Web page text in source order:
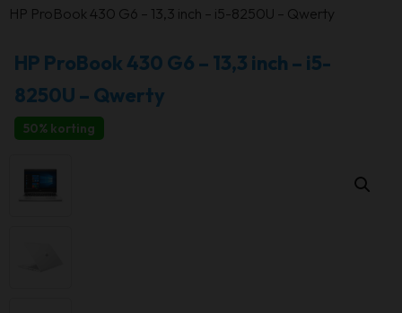
HP ProBook 430 G6 – 13,3 inch – i5-8250U – Qwerty
HP ProBook 430 G6 – 13,3 inch – i5-
8250U – Qwerty
50% korting